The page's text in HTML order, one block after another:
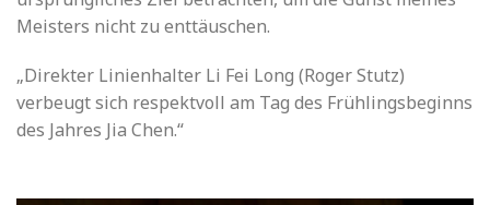
Meisters nicht zu enttäuschen.
„Direkter Linienhalter Li Fei Long (Roger Stutz)
verbeugt sich respektvoll am Tag des Frühlingsbeginns
des Jahres Jia Chen.“